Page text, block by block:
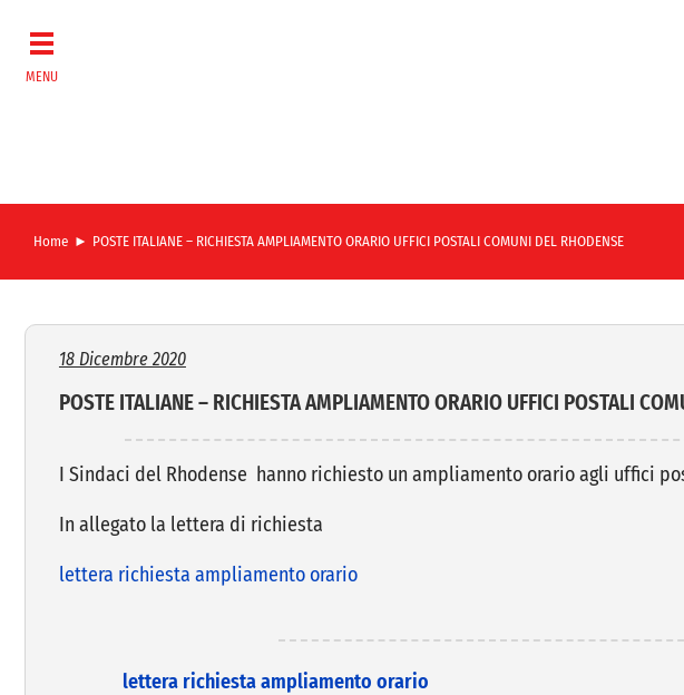
contenuto
Home POSTE ITALIANE – RICHIESTA AMPLIAMENTO ORARIO UFFICI POSTALI COMUNI DEL RHODENSE
18 Dicembre 2020
POSTE ITALIANE – RICHIESTA AMPLIAMENTO ORARIO UFFICI POSTALI
I Sindaci del Rhodense hanno richiesto un ampliamento orario agli uffici
In allegato la lettera di richiesta
lettera richiesta ampliamento orario
lettera richiesta ampliamento orario